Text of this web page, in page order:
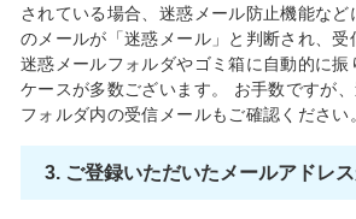
されている場合、迷惑メール防止機能など
のメールが「迷惑メール」と判断され、受
迷惑メールフォルダやゴミ箱に自動的に振
ケースが多数ございます。 お手数ですが
フォルダ内の受信メールもご確認ください。
3. ご登録いただいたメールアドレ